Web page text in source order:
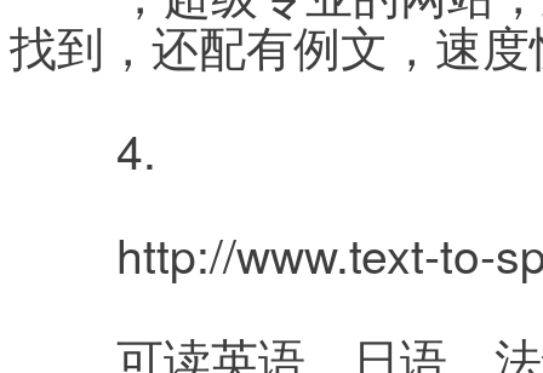
找到，还配有例文，速
	4.
http://www.text-